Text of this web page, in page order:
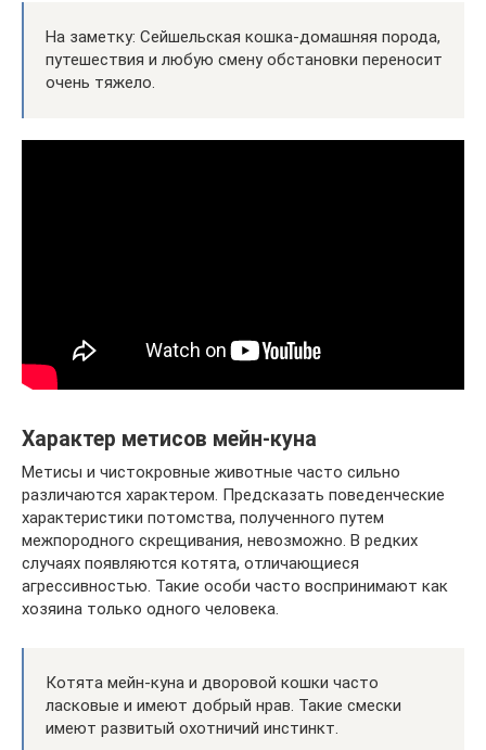
На заметку: Сейшельская кошка-домашняя порода,
путешествия и любую смену обстановки переносит
очень тяжело.
Характер метисов мейн-куна
Метисы и чистокровные животные часто сильно
различаются характером. Предсказать поведенческие
характеристики потомства, полученного путем
межпородного скрещивания, невозможно. В редких
случаях появляются котята, отличающиеся
агрессивностью. Такие особи часто воспринимают как
хозяина только одного человека.
Котята мейн-куна и дворовой кошки часто
ласковые и имеют добрый нрав. Такие смески
имеют развитый охотничий инстинкт.